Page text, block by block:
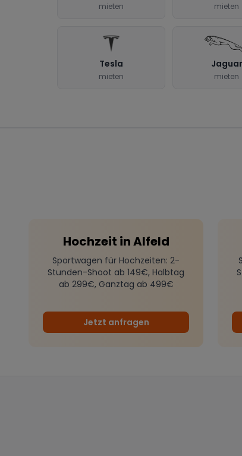
mieten mieten
Tesla
mieten
Jaguar
mieten
Hochzeit inAlfeld
Sportwagen für Hochzeiten: 2-
Stunden-Shoot ab 149€, Halbtag
ab 299€, Ganztag ab 499€
Jetzt anfragen